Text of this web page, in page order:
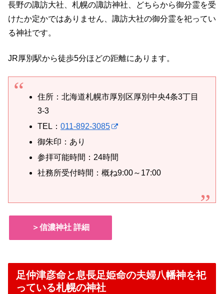
長野の諏訪大社、札幌の諏訪神社、どちらから御分霊を受
けたか定かではありません、諏訪大社の御分霊を祀ってい
る神社です。
JR厚別駅から徒歩5分ほどの距離にあります。
住所：北海道札幌市厚別区厚別中央4条3丁目
3-3
TEL： 011-892-3085
御朱印：あり
参拝可能時間：24時間
社務所受付時間：概ね9:00～17:00
＞信濃神社 詳細
足仲津彦命と息長足姫命の夫婦八幡神を祀
っている札幌の神社